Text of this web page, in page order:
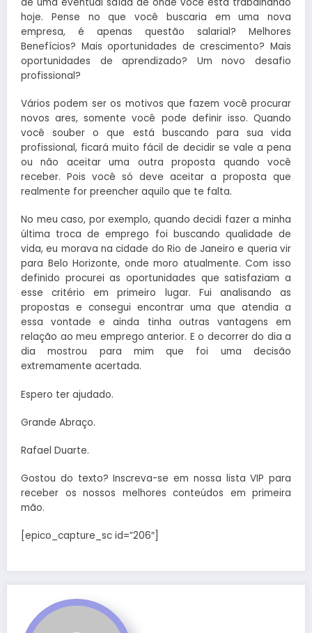
hoje. Pense no que você buscaria em uma nova
empresa, é apenas questão salarial? Melhores
Benefícios? Mais oportunidades de crescimento? Mais
oportunidades de aprendizado? Um novo desafio
profissional?
Vários podem ser os motivos que fazem você procurar
novos ares, somente você pode definir isso. Quando
você souber o que está buscando para sua vida
profissional, ficará muito fácil de decidir se vale a pena
ou não aceitar uma outra proposta quando você
receber. Pois você só deve aceitar a proposta que
realmente for preencher aquilo que te falta.
No meu caso, por exemplo, quando decidi fazer a minha
última troca de emprego foi buscando qualidade de
vida, eu morava na cidade do Rio de Janeiro e queria vir
para Belo Horizonte, onde moro atualmente. Com isso
definido procurei as oportunidades que satisfaziam a
esse critério em primeiro lugar. Fui analisando as
propostas e consegui encontrar uma que atendia a
essa vontade e ainda tinha outras vantagens em
relação ao meu emprego anterior. E o decorrer do dia a
dia mostrou para mim que foi uma decisão
extremamente acertada.
Espero ter ajudado.
Grande Abraço.
Rafael Duarte.
Gostou do texto? Inscreva-se em nossa lista VIP para
receber os nossos melhores conteúdos em primeira
mão.
[epico_capture_sc id=”206″]